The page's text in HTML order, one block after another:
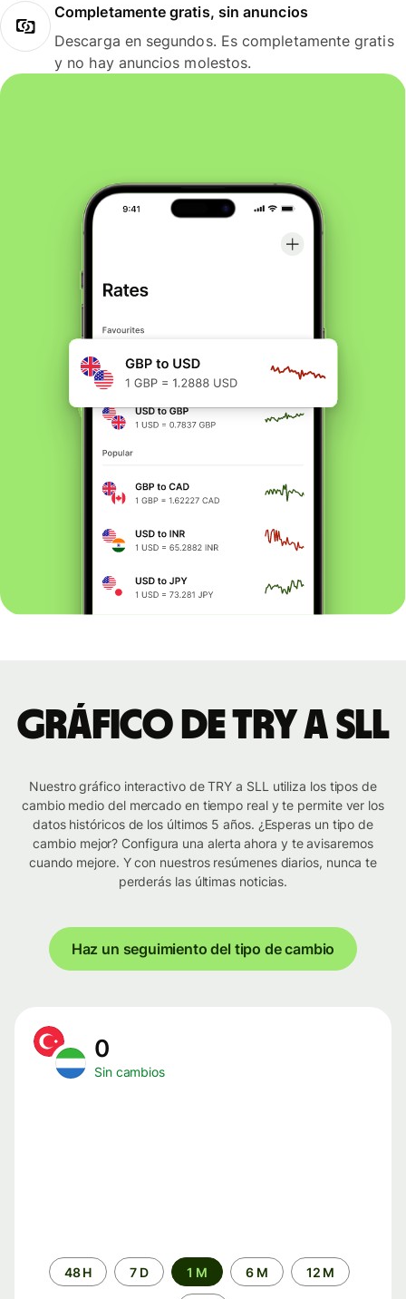
Completamente gratis, sin anuncios
Descarga en segundos. Es completamente gratis
y no hay anuncios molestos.
Gráfico de TRY a SLL
Nuestro gráfico interactivo de TRY a SLL utiliza los tipos de
cambio medio del mercado en tiempo real y te permite ver los
datos históricos de los últimos 5 años. ¿Esperas un tipo de
cambio mejor? Configura una alerta ahora y te avisaremos
cuando mejore. Y con nuestros resúmenes diarios, nunca te
perderás las últimas noticias.
Haz un seguimiento del tipo de cambio
0
Sin cambios
Periodo48 H 7 D 1 M 6 M 12 M